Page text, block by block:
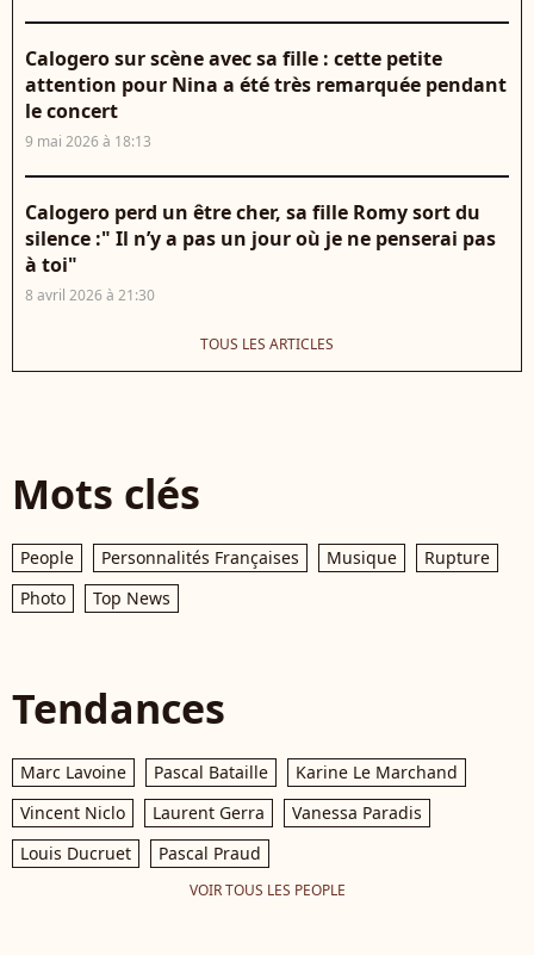
Calogero sur scène avec sa fille : cette petite
attention pour Nina a été très remarquée pendant
le concert
9 mai 2026 à 18:13
Calogero perd un être cher, sa fille Romy sort du
silence :" Il n’y a pas un jour où je ne penserai pas
à toi"
8 avril 2026 à 21:30
TOUS LES ARTICLES
Mots clés
People Personnalités Françaises Musique
Rupture
Photo
Top News
Tendances
Marc Lavoine Pascal Bataille
Karine Le Marchand
Vincent Niclo
Laurent Gerra
Vanessa Paradis
Louis Ducruet
Pascal Praud
VOIR TOUS LES PEOPLE